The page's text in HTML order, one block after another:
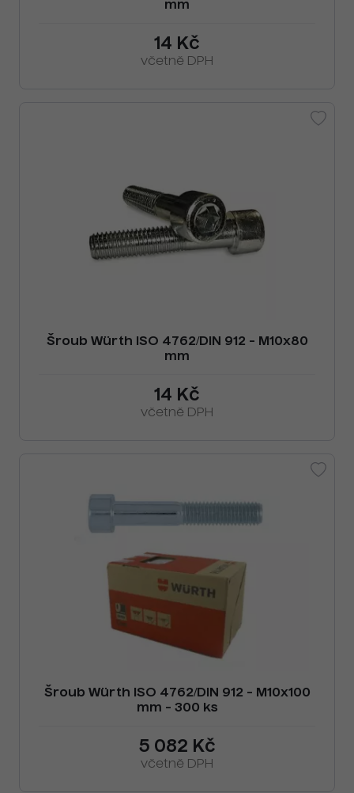
mm
14 Kč
včetně DPH
Šroub Würth ISO 4762/DIN 912 - M10x80
mm
14 Kč
včetně DPH
Šroub Würth ISO 4762/DIN 912 - M10x100
mm - 300 ks
5 082 Kč
včetně DPH